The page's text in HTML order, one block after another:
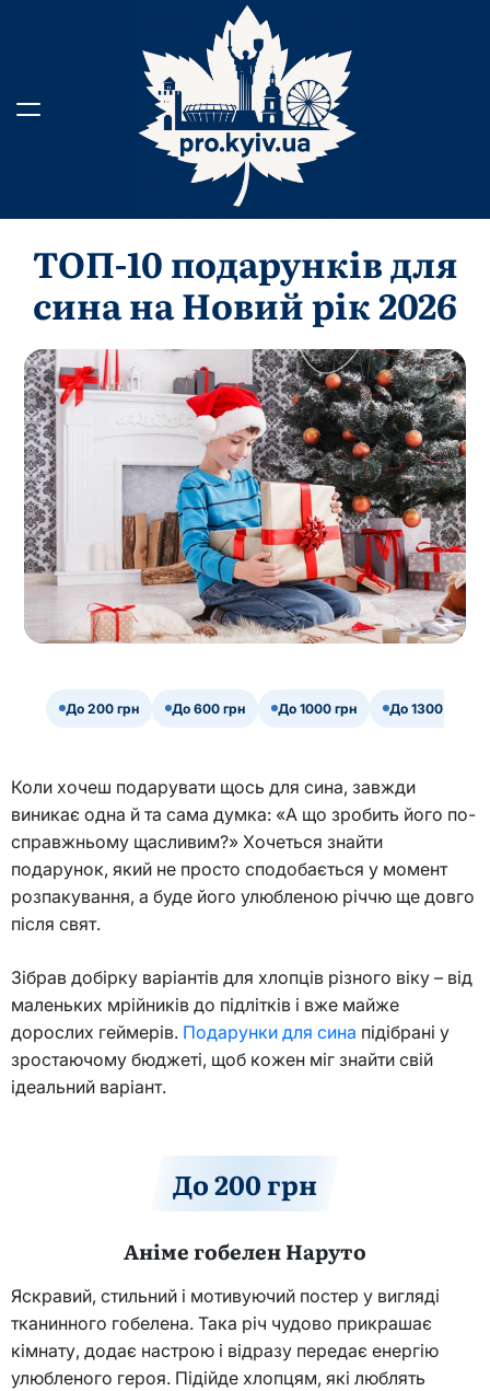
ТОП-10 подарунків для
сина на Новий рік 2026
До 200 грн До 600 грн До 1000 грн До 1300 грн
Коли хочеш подарувати щось для сина, завжди
виникає одна й та сама думка: «А що зробить його по-
справжньому щасливим?» Хочеться знайти
подарунок, який не просто сподобається у момент
розпакування, а буде його улюбленою річчю ще довго
після свят.
Зібрав добірку варіантів для хлопців різного віку – від
маленьких мрійників до підлітків і вже майже
дорослих геймерів. Подарунки для сина підібрані у
зростаючому бюджеті, щоб кожен міг знайти свій
ідеальний варіант.
До 200 грн
Аніме гобелен Наруто
Яскравий, стильний і мотивуючий постер у вигляді
тканинного гобелена. Така річ чудово прикрашає
кімнату, додає настрою і відразу передає енергію
улюбленого героя. Підійде хлопцям, які люблять